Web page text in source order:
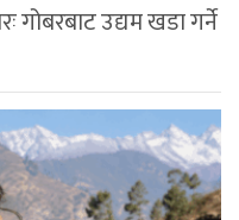
उद्यम खडा गर्ने